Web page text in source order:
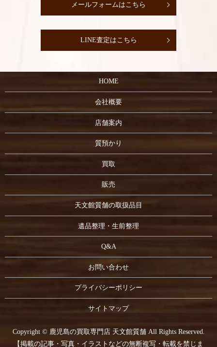
メールフォームはこちら
LINE査定はこちら
HOME
会社概要
店舗案内
質預かり
買取
販売
天文館質舗の取扱品目
遺品整理・生前整理
Q&A
お問い合わせ
プライバシーポリシー
サイトマップ
Copyright © 鹿児島の買取専門店 天文館質舗 All Rights Reserved.
【掲載の記事・写真・イラストなどの無断複写・転載を禁じま